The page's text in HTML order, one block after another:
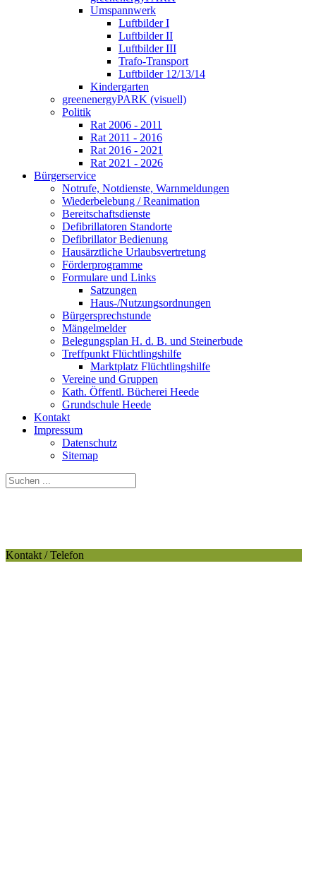
Umspannwerk
Luftbilder I
Luftbilder II
Luftbilder III
Trafo-Transport
Luftbilder 12/13/14
Kindergarten
greenenergyPARK (visuell)
Politik
Rat 2006 - 2011
Rat 2011 - 2016
Rat 2016 - 2021
Rat 2021 - 2026
Bürgerservice
Notrufe, Notdienste, Warnmeldungen
Wiederbelebung / Reanimation
Bereitschaftsdienste
Defibrillatoren Standorte
Defibrillator Bedienung
Hausärztliche Urlaubsvertretung
Förderprogramme
Formulare und Links
Satzungen
Haus-/Nutzungsordnungen
Bürgersprechstunde
Mängelmelder
Belegungsplan H. d. B. und Steinerbude
Treffpunkt Flüchtlingshilfe
Marktplatz Flüchtlingshilfe
Vereine und Gruppen
Kath. Öffentl. Bücherei Heede
Grundschule Heede
Kontakt
Impressum
Datenschutz
Sitemap
Kontakt / Telefon